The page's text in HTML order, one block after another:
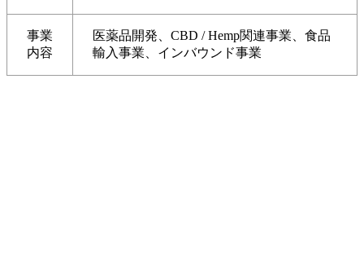
事業
内容
医薬品開発、CBD / Hemp関連事業、食品
輸入事業、インバウンド事業